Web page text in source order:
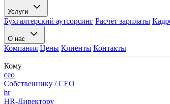
Услуги
Бухгалтерский аутсорсинг Расчёт зарплаты
О нас
Компания Цены Клиенты Контакты
Кому
ceo
Собственнику / CEO
hr
HR-Директору